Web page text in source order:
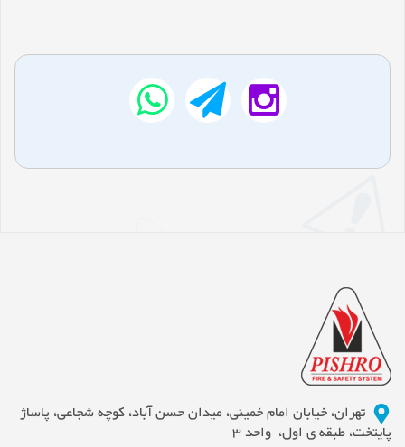
تهران، خیابان امام خمینی، میدان حسن آباد، کوچه شجاعی، پاساژ
پایتخت، طبقه ی اول، واحد 3